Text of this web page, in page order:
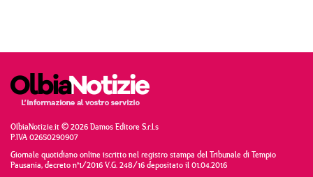
OlbiaNotizie.it © 2026 Damos Editore S.r.l.s
P.IVA 02650290907
Giornale quotidiano online iscritto nel registro stampa del Tribunale di Tempio
Pausania, decreto n°1/2016 V.G. 248/16 depositato il 01.04.2016